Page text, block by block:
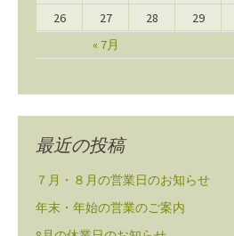
« 7月
26
27 28 29
最近の投稿
７月・８月の営業日のお知らせ
年末・年始の営業のご案内